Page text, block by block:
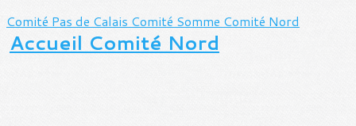
Comité Pas de Calais Comité Somme Comité Nord
Accueil Comité Nord